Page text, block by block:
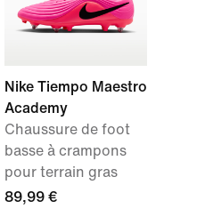
Nike Tiempo Maestro
Academy
Chaussure de foot
basse à crampons
pour terrain gras
89,99 €